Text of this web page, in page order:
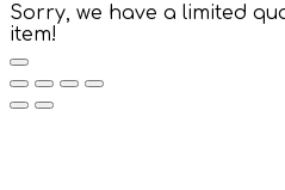
Sorry, we have a limited
item!